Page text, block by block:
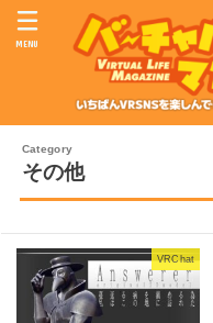
MENU
その他
VRChat